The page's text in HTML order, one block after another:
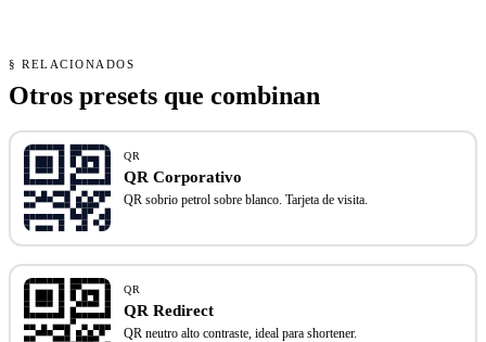
§ RELACIONADOS
Otros presets que combinan
QR
QR Corporativo
QR sobrio petrol sobre blanco. Tarjeta de visita.
QR
QR Redirect
QR neutro alto contraste, ideal para shortener.